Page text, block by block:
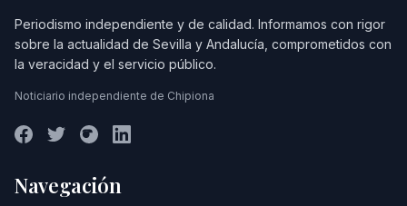
Periodismo independiente y de calidad. Informamos con rigor
sobre la actualidad de Sevilla y Andalucía, comprometidos con
la veracidad y el servicio público.
Noticiario independiente de Chipiona
Navegación